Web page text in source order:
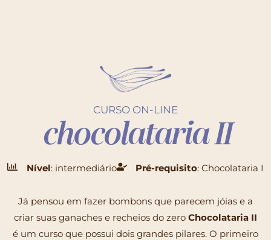
CURSO ON-LINE
chocolataria II
Nível: intermediário Pré-requisito: Chocolataria I
Já pensou em fazer bombons que parecem jóias e a
criar suas ganaches e recheios do zero Chocolataria II
é um curso que possui dois grandes pilares. O primeiro